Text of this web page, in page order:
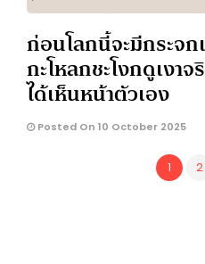
ก่อนโลกนี้จะมีกระจก
กะโหลกชะโงกดูเงา
ได้เห็นหน้าตัวเอง
Posted On 10 October 2025
1 2